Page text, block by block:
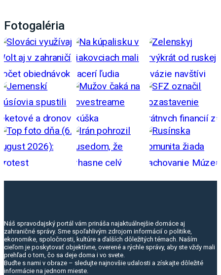
Fotogaléria
Náš spravodajský portál vám prináša najaktuálnejšie domáce aj
zahraničné správy. Sme spoľahlivým zdrojom informácií o politike,
ekonomike, spoločnosti, kultúre a ďalších dôležitých témach. Naším
cieľom je poskytovať objektívne, overené a rýchle správy, aby ste vždy mali
prehľad o tom, čo sa deje doma i vo svete.
Buďte s nami v obraze – sledujte najnovšie udalosti a získajte dôležité
informácie na jednom mieste.